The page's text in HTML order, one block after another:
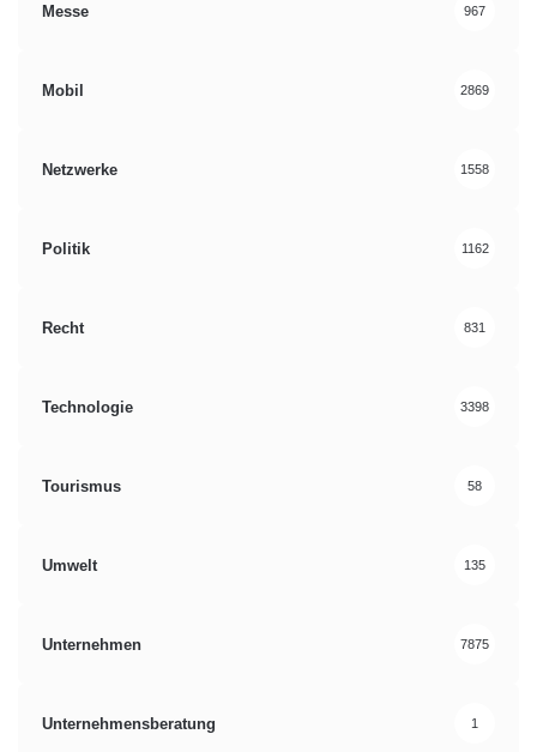
Messe 967
Mobil 2869
Netzwerke 1558
Politik 1162
Recht 831
Technologie 3398
Tourismus 58
Umwelt 135
Unternehmen 7875
Unternehmensberatung 1